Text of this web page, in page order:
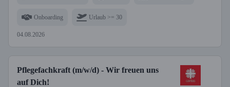
Onboarding Urlaub >= 30
04.08.2026
Pflegefachkraft (m/w/d) - Wir freuen uns
auf Dich!